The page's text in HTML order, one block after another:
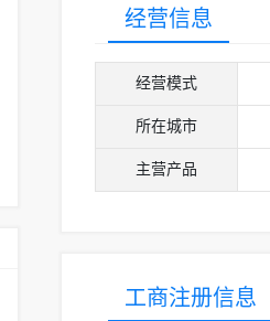
经营信息
经营模式
所在城市
主营产品
工商注册信息